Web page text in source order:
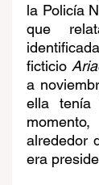
la Policía
que
ficticio
a
ella
alrededor
era